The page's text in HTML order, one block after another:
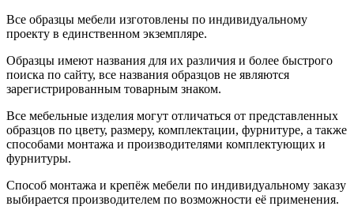
Все образцы мебели изготовлены по индивидуальному
проекту в единственном экземпляре.
Образцы имеют названия для их различия и более быстрого
поиска по сайту, все названия образцов не являются
зарегистрированным товарным знаком.
Все мебельные изделия могут отличаться от представленных
образцов по цвету, размеру, комплектации, фурнитуре, а также
способами монтажа и производителями комплектующих и
фурнитуры.
Способ монтажа и крепёж мебели по индивидуальному заказу
выбирается производителем по возможности её применения.